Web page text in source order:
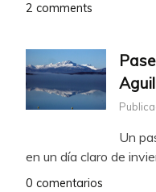
2 comments
Un
en un día claro de
0 comentarios